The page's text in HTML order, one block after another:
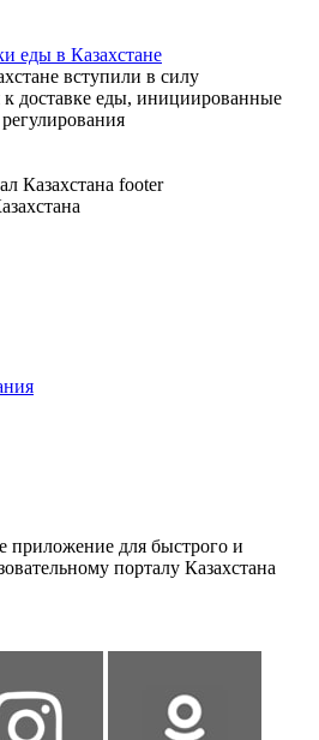
еды в Казахстане
вступили в силу
доставке еды, инициированные
приложение для быстрого и
порталу Казахстана